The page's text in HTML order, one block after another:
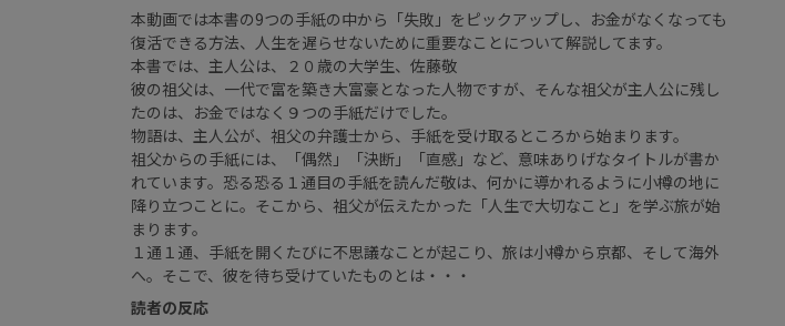
本動画では本書の9つの手紙の中から「失敗」をピックアップし、お金がなくなっても
復活できる方法、人生を遅らせないために重要なことについて解説してます。
本書では、主人公は、２０歳の大学生、佐藤敬
彼の祖父は、一代で富を築き大富豪となった人物ですが、そんな祖父が主人公に残し
たのは、お金ではなく９つの手紙だけでした。
物語は、主人公が、祖父の弁護士から、手紙を受け取るところから始まります。
祖父からの手紙には、「偶然」「決断」「直感」など、意味ありげなタイトルが書か
れています。恐る恐る１通目の手紙を読んだ敬は、何かに導かれるように小樽の地に
降り立つことに。そこから、祖父が伝えたかった「人生で大切なこと」を学ぶ旅が始
まります。
１通１通、手紙を開くたびに不思議なことが起こり、旅は小樽から京都、そして海外
へ。そこで、彼を待ち受けていたものとは・・・
読者の反応